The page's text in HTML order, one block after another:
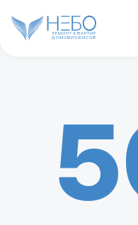
РЕМОНТ КВАРТИР
ДОМОВИОФИСОВ